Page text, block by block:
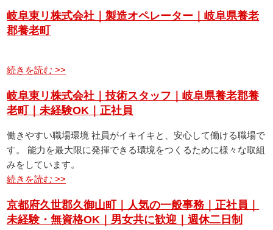
岐阜東リ株式会社｜製造オペレーター｜岐阜県養老
郡養老町
続きを読む >>
岐阜東リ株式会社｜技術スタッフ｜岐阜県養老郡養
老町｜未経験OK｜正社員
働きやすい職場環境 社員がイキイキと、安心して働ける職場で
す。 能力を最大限に発揮できる環境をつくるために様々な取組
みをしています。
続きを読む >>
京都府久世郡久御山町｜人気の一般事務｜正社員｜
未経験・無資格OK｜男女共に歓迎｜週休二日制